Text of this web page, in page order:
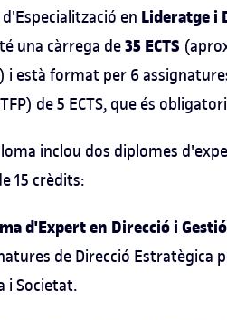
en Lideratge i
una càrrega de35 ECTS
està format per 6
de 5 ECTS, que és
inclou dos diplomes
15 crèdits:
d'Expert en Direcció i
de Direcció Estratègica
i Societat.